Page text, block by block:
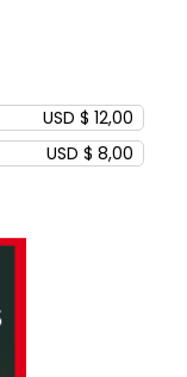
USD $ 12,00
USD $ 8,00